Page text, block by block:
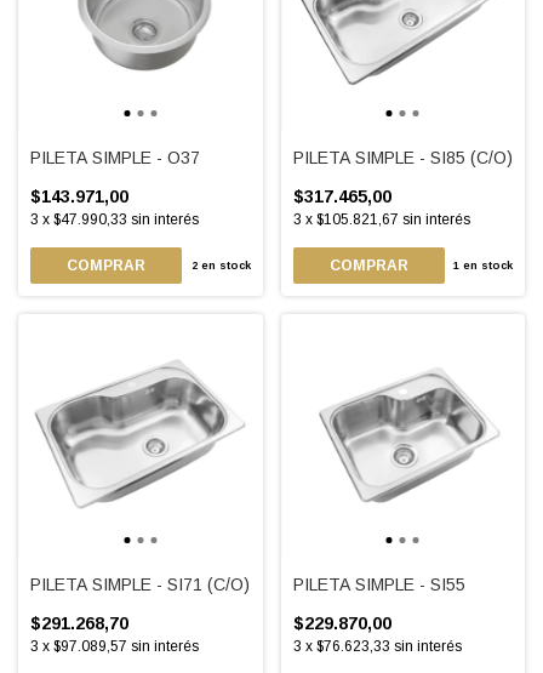
PILETA SIMPLE - O37
$143.971,00
3 x $47.990,33 sin interés
2en stock
PILETA SIMPLE - SI85 (C/O)
$317.465,00
3 x $105.821,67 sin interés
1 en stock
PILETA SIMPLE - SI71 (C/O)
$291.268,70
3 x $97.089,57 sin interés
PILETA SIMPLE - SI55
$229.870,00
3 x $76.623,33 sin interés